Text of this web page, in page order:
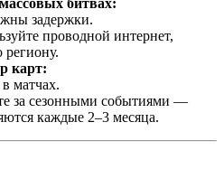
битвах:
задержки.
проводной интернет,
региону.
карт:
матчах.
за сезонными событиями —
каждые 2–3 месяца.